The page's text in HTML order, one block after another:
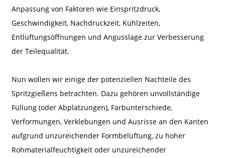
Anpassung von Faktoren wie Einspritzdruck,
Geschwindigkeit, Nachdruckzeit, Kühlzeiten,
Entlüftungsöffnungen und Angusslage zur Verbesserung
der Teilequalität.
Nun wollen wir einige der potenziellen Nachteile des
Spritzgießens betrachten. Dazu gehören unvollständige
Füllung (oder Abplatzungen), Farbunterschiede,
Verformungen, Verklebungen und Ausrisse an den Kanten
aufgrund unzureichender Formbelüftung, zu hoher
Rohmaterialfeuchtigkeit oder unzureichender